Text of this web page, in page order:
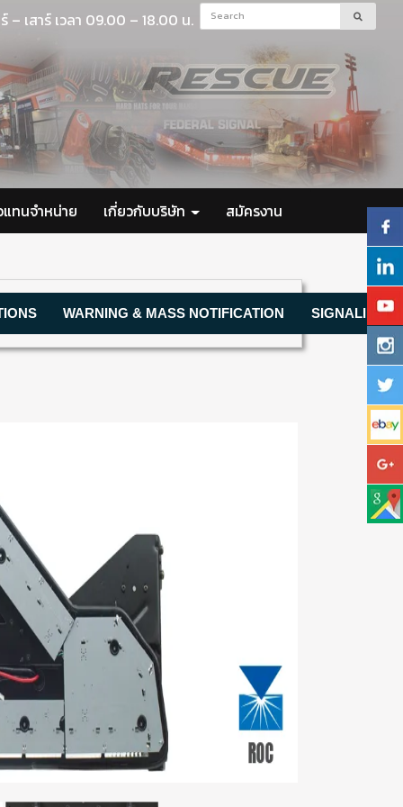
ทนจำหน่าย เกี่ยวกับบริษัท สมัครงาน
– เสาร์ เวลา 09.00 – 18.00 น.
WARNING & MASS NOTIFICATION SIGNALING